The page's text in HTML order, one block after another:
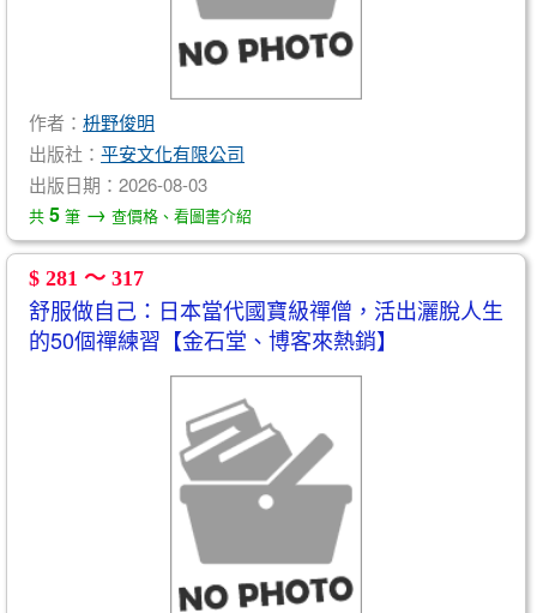
作者： 枡野俊明
出版社： 平安文化有限公司
出版日期：2026-08-03
共 5 筆 → 查價格、看圖書介紹
$ 281 ～ 317
舒服做自己：日本當代國寶級禪僧，活出灑脫人生
的50個禪練習【金石堂、博客來熱銷】